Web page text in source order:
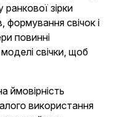
зірки
формування свічок і
повинні
свічки, щоб
ймовірність
використання